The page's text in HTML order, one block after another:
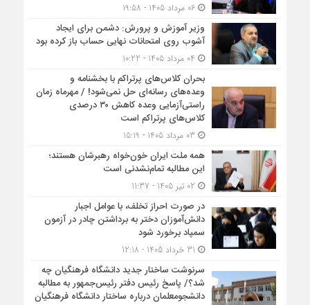
06 مرداد 1405 - 19:58
وزیر آموزش و پرورش: دشمن برای ایجاد
آشوب روی امتحانات نهایی حساب باز کرده بود
بحران کلاس‌های پرتراکم با بخشنامه و
وعده‌های رسانه‌ای حل نمی‌شود! / مهرماه زمان
راستی‌آزمایی وعده کاهش ۳۰ درصدی
کلاس‌های پرتراکم است
همه ملت ایران خون‌خواه رهبرشان هستند؛
این مطالبه تمام‌نشدنی است
در صورت احراز تخلف، با عوامل اجبار
دانش‌آموزان دختر به برداشتن چادر در آزمون
سمپاد برخورد شود
سرنوشت ساختار جدید دانشگاه فرهنگیان چه
شد؟/ پاسخ رئیس دفتر رئیس‌جمهور به مطالبه
دانشجومعلمان درباره ساختار دانشگاه فرهنگیان